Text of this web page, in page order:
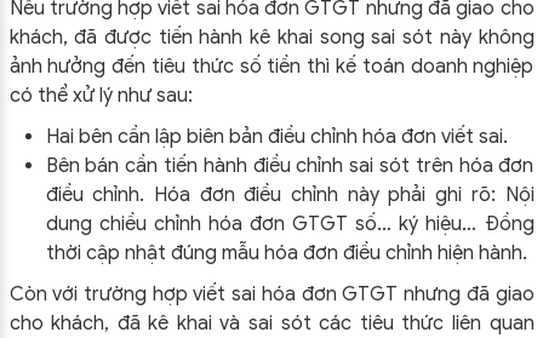
Nếu trường hợp viết sai hóa đơn GTGT nhưng đã giao cho
khách, đã được tiến hành kê khai song sai sót này không
ảnh hưởng đến tiêu thức số tiền thì kế toán doanh nghiệp
có thể xử lý như sau:
Hai bên cần lập biên bản điều chỉnh hóa đơn viết sai.
Bên bán cần tiến hành điều chỉnh sai sót trên hóa đơn
điều chỉnh. Hóa đơn điều chỉnh này phải ghi rõ: Nội
dung chiều chỉnh hóa đơn GTGT số… ký hiệu… Đồng
thời cập nhật đúng mẫu hóa đơn điều chỉnh hiện hành.
Còn với trường hợp viết sai hóa đơn GTGT nhưng đã giao
cho khách, đã kê khai và sai sót các tiêu thức liên quan